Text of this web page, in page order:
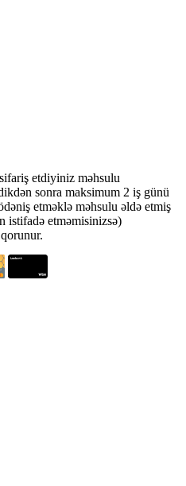
etdiyiniz məhsulu
sonra maksimum 2 iş günü
etməklə məhsulu əldə etmiş
istifadə etməmisinizsə)